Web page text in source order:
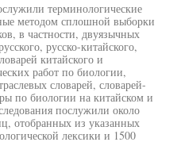
терминологические
методом сплошной выборки
в частности, двуязычных
русско-китайского,
китайского и
работ по биологии,
словарей, словарей-
по биологии на китайском и
послужили около
отобранных из указанных
лексики и 1500